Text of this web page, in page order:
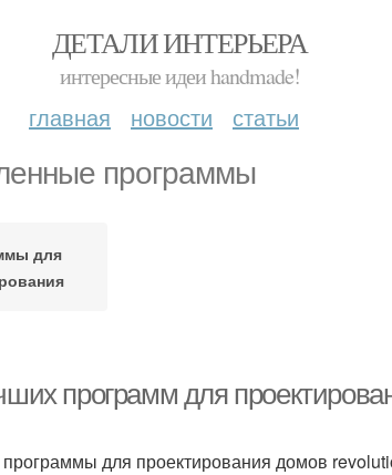
ДЕТАЛИ ИНТЕРЬЕРА
интересные идеи handmade!
главная новости статьи
программы
для
программ для
для проектирования домов